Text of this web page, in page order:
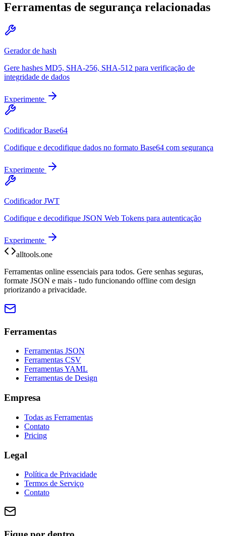
Ferramentas de segurança relacionadas
Gerador de hash
Gere hashes MD5, SHA-256, SHA-512 para verificação de
integridade de dados
Experimente
Codificador Base64
Codifique e decodifique dados no formato Base64 com segurança
Experimente
Codificador JWT
Codifique e decodifique JSON Web Tokens para autenticação
Experimente
alltools.one
Ferramentas online essenciais para todos. Gere senhas seguras,
formate JSON e mais - tudo funcionando offline com design
priorizando a privacidade.
Ferramentas
Ferramentas JSON
Ferramentas CSV
Ferramentas YAML
Ferramentas de Design
Empresa
Todas as Ferramentas
Contato
Pricing
Legal
Política de Privacidade
Termos de Serviço
Contato